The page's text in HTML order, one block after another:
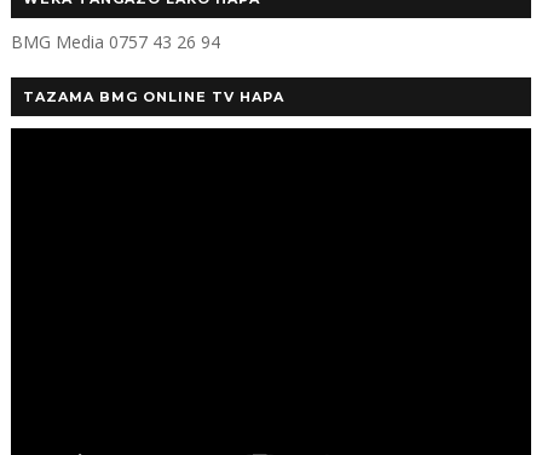
BMG Media 0757 43 26 94
TAZAMA BMG ONLINE TV HAPA